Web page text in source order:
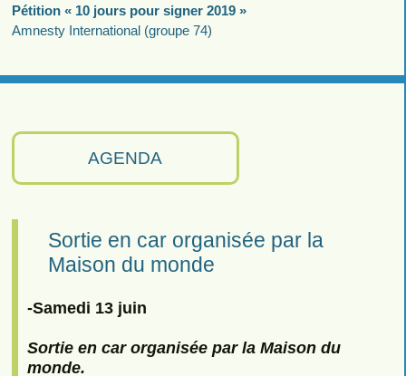
AGENDA
Sortie en car organisée par la
Maison du monde
-Samedi 13 juin
Sortie en car organisée par la Maison du
monde.
Pétition « 10 jours pour signer 2019 »
Amnesty International (groupe 74)